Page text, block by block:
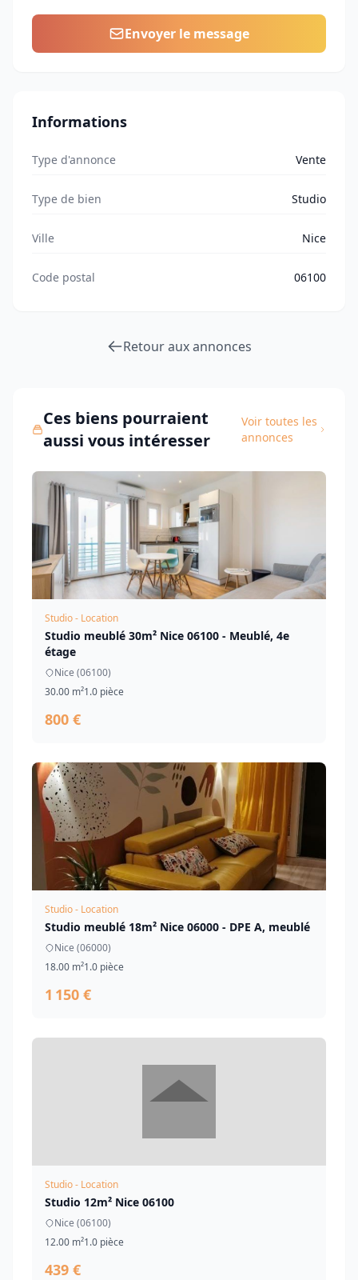
Envoyer le message
Informations
Type d'annonce Vente
Type de bien Studio
Ville Nice
Code postal 06100
Retour aux annonces
Ces biens pourraient
aussi vous intéresser
Voir toutes les
annonces
Studio - Location
Studio meublé 30m² Nice 06100 - Meublé, 4e
étage
Nice (06100)
30.00 m²1.0 pièce
800 €
Studio - Location
Studio meublé 18m² Nice 06000 - DPE A, meublé
Nice (06000)
18.00 m²1.0 pièce
1 150 €
Studio - Location
Studio 12m² Nice 06100
Nice (06100)
12.00 m²1.0 pièce
439 €